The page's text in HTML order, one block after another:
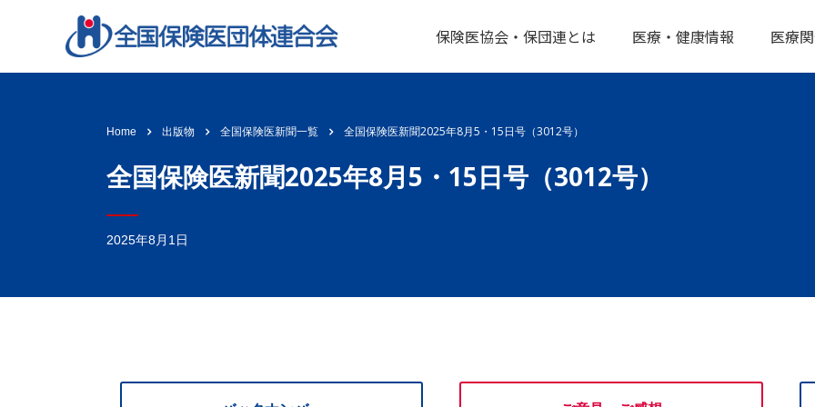
保険医協会・保団連とは 医療・健康情報 医療
Home 出版物 全国保険医新聞一覧 全国保険医新聞2025年8月5・15日号（3012号）
全国保険医新聞2025年8月5・15日号（3012号）
2025年8月1日